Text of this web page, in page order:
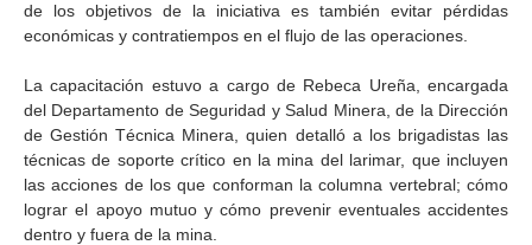
de los objetivos de la iniciativa es también evitar pérdidas
económicas y contratiempos en el flujo de las operaciones.
La capacitación estuvo a cargo de Rebeca Ureña, encargada
del Departamento de Seguridad y Salud Minera, de la Dirección
de Gestión Técnica Minera, quien detalló a los brigadistas las
técnicas de soporte crítico en la mina del larimar, que incluyen
las acciones de los que conforman la columna vertebral; cómo
lograr el apoyo mutuo y cómo prevenir eventuales accidentes
dentro y fuera de la mina.